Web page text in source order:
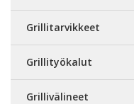
Grillitarvikkeet
Grillityökalut
Grillivälineet